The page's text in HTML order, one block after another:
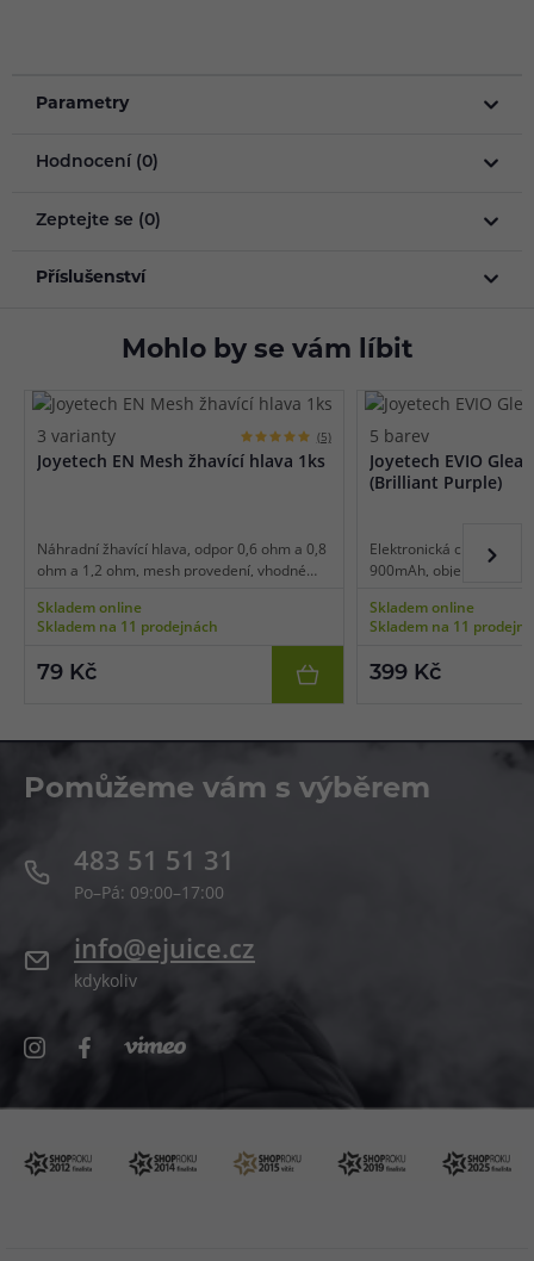
Parametry
Hodnocení (0)
Zeptejte se (0)
Příslušenství
Mohlo by se vám líbit
3 varianty (5)
Joyetech EN Mesh žhavící hlava 1ks
Náhradní žhavící hlava, odpor 0,6 ohm a 0,8
ohm a 1,2 ohm, mesh provedení, vhodné
Skladem online
Skladem na 11 prodejnách
79 Kč
5 barev
Joyetech EVIO
(Brilliant Purple)
Elektronická cigareta -
900mAh, objem 2ml,
inteligentní detekce
doplňování, řada
Skladem online
Skladem na 11
399 Kč
Pomůžeme vám s výběrem
483 51 51 31
Po–Pá: 09:00–17:00
info@ejuice.cz
kdykoliv